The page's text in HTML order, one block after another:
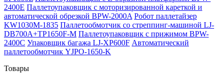
2400E Паллетоупаковщик с моторизированной кареткой и
автоматической обрезкой BPW-2000A Робот паллетайзер
KW1030M-1835 Паллетообмотчик со стреппинг-машиной LJ-
DB700A+TP1650F-M Паллетоупаковщик с прижимом BPW-
2400C Упаковщик багажа LJ-XP600F Автоматический
паллетообмотчик YJPO-1650-K
Товары